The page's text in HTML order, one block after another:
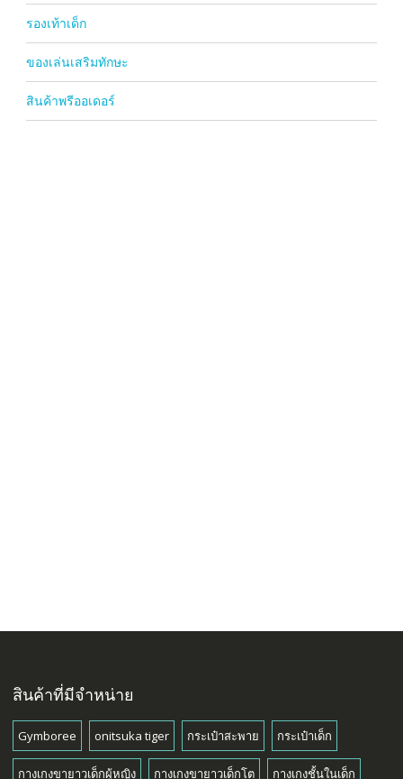
รองเท้าเด็ก
ของเล่นเสริมทักษะ
สินค้าพรีออเดอร์
สินค้าที่มีจำหน่าย
Gymboree onitsuka tiger กระเป๋าสะพาย กระเป๋าเด็ก
กางเกงขายาวเด็กผู้หญิง กางเกงขายาวเด็กโต กางเกงชั้นในเด็ก